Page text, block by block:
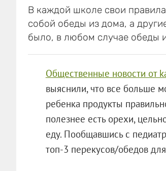
В каждой школе свои
собой обеды из дома, а
было, в любом случае обеды
Общественные новости от
выяснили, что все больше
ребенка продукты
полезнее есть орехи,
еду. Пообщавшись с
топ-3 перекусов/обедов